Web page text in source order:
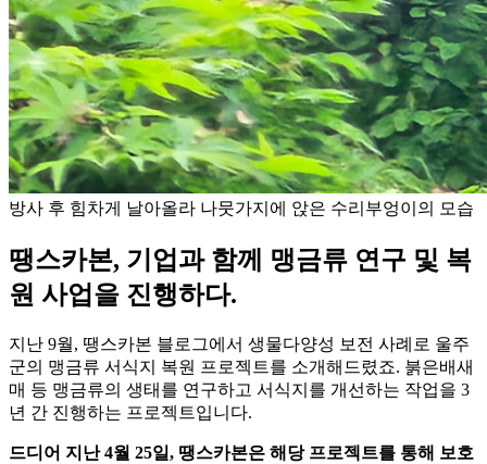
방사 후 힘차게 날아올라 나뭇가지에 앉은 수리부엉이의 모습
땡스카본, 기업과 함께 맹금류 연구 및 복
원 사업을 진행하다.
지난 9월, 땡스카본 블로그에서 생물다양성 보전 사례로 울주
군의 맹금류 서식지 복원 프로젝트를 소개해드렸죠. 붉은배새
매 등 맹금류의 생태를 연구하고 서식지를 개선하는 작업을 3
년 간 진행하는 프로젝트입니다.
드디어 지난 4월 25일, 땡스카본은 해당 프로젝트를 통해 보호